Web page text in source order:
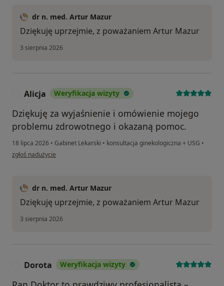
dr n. med. Artur Mazur
Dziękuję uprzejmie, z poważaniem Artur Mazur
3 sierpnia 2026
Alicja Weryfikacja wizyty
Dziękuję za wyjaśnienie i omówienie mojego
problemu zdrowotnego i okazaną pomoc.
18 lipca 2026 • Gabinet Lekarski • konsultacja ginekologiczna + USG •
w opinii użytkownika Alicja
zgłoś nadużycie
dr n. med. Artur Mazur
Dziękuję uprzejmie, z poważaniem Artur Mazur
3 sierpnia 2026
Dorota Weryfikacja wizyty